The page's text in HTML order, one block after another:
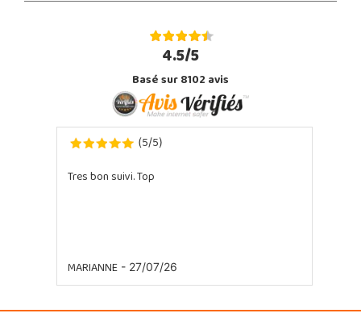
4.5/5
Basé sur 8102 avis
(5/5)
Tres bon suivi. Top
MARIANNE- 27/07/26